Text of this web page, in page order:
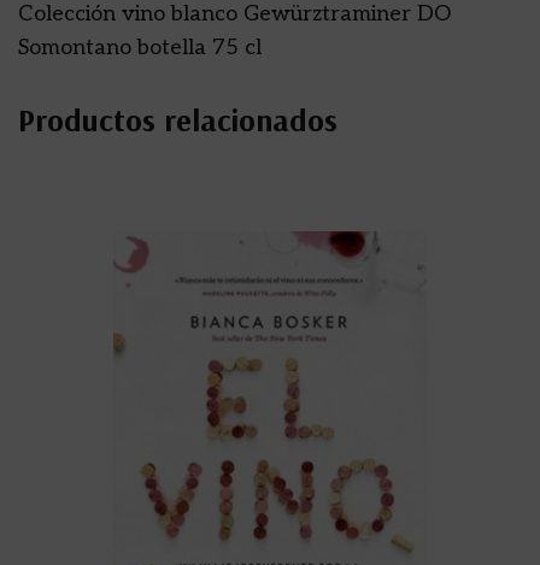
Colección vino blanco Gewürztraminer DO
Somontano botella 75 cl
Productos relacionados